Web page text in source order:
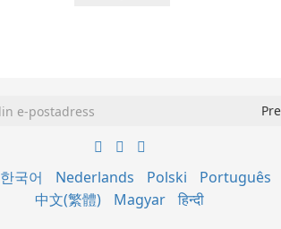
한국어 Nederlands Polski Português
中文(繁體)
Magyar हिन्दी